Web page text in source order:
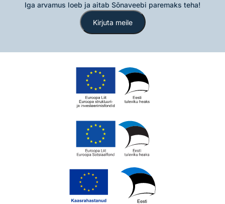
Iga arvamus loeb ja aitab Sõnaveebi paremaks teha!
Kirjuta meile